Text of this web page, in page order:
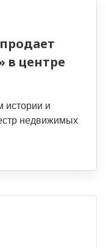
в центре
истории и
недвижимых